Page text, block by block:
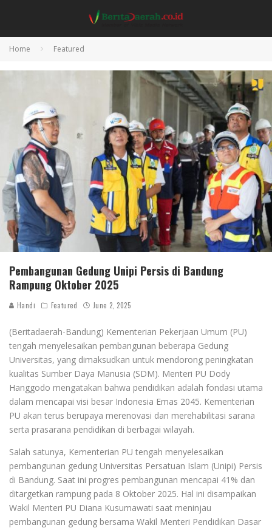
Home Featured
Pembangunan Gedung Unipi Persis di Bandung
Rampung Oktober 2025
Handi Featured June 2, 2025
(Beritadaerah-Bandung) Kementerian Pekerjaan Umum (PU)
tengah menyelesaikan pembangunan beberapa Gedung
Universitas, yang dimaksudkan untuk mendorong peningkatan
kualitas Sumber Daya Manusia (SDM). Menteri PU Dody
Hanggodo mengatakan bahwa pendidikan adalah fondasi utama
dalam mencapai visi besar Indonesia Emas 2045. Kementerian
PU akan terus berupaya merenovasi dan merehabilitasi sarana
serta prasarana pendidikan di berbagai wilayah.
Salah satunya, Kementerian PU tengah menyelesaikan
pembangunan gedung Universitas Persatuan Islam (Unipi) Persis
di Bandung. Saat ini progres pembangunan mencapai 41% dan
ditargetkan rampung pada 8 Oktober 2025. Hal ini disampaikan
Wakil Menteri PU Diana Kusumawati saat meninjau
pembangunan gedung bersama Wakil Menteri Pendidikan Dasar